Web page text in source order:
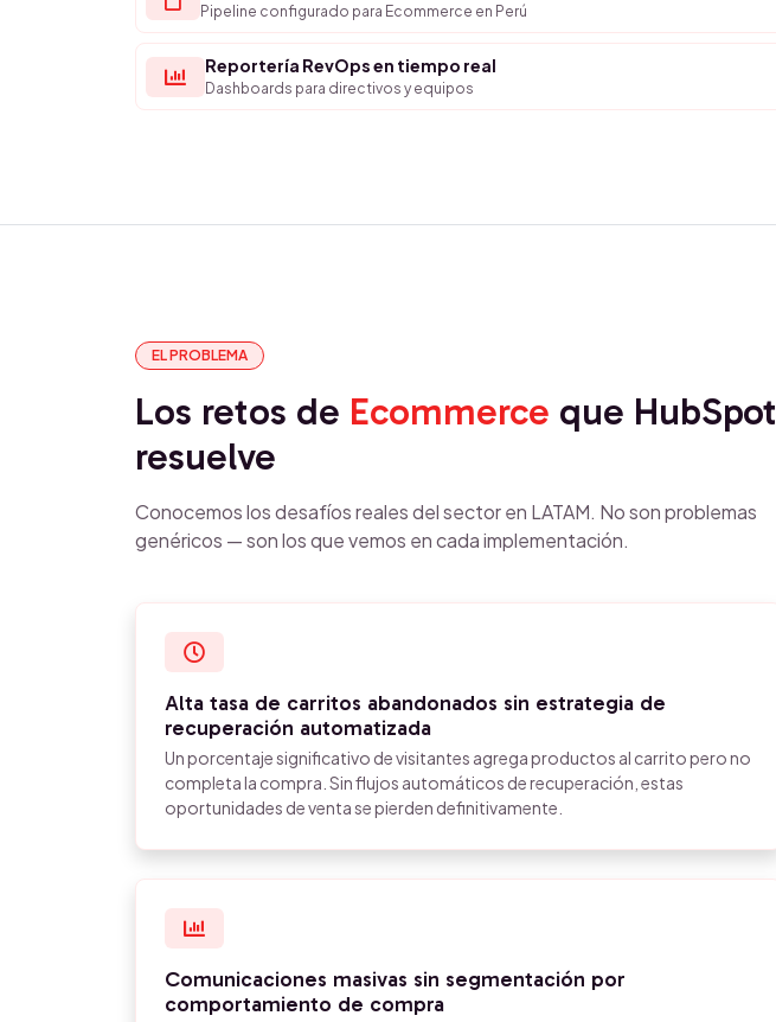
Pipeline configurado para Ecommerce en Perú
Reportería RevOps en tiempo real
Dashboards para directivos y equipos
EL PROBLEMA
Los retos de Ecommerce que HubSpot
resuelve
Conocemos los desafíos reales del sector en LATAM. No son problemas
genéricos — son los que vemos en cada implementación.
Alta tasa de carritos abandonados sin estrategia de
recuperación automatizada
Un porcentaje significativo de visitantes agrega productos al carrito pero no
completa la compra. Sin flujos automáticos de recuperación, estas
oportunidades de venta se pierden definitivamente.
Comunicaciones masivas sin segmentación por
comportamiento de compra